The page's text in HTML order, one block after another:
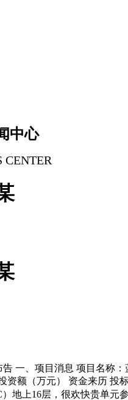
中心
CENTER
一、项目消息 项目名称
额（万元） 资金来历 投
地上16层，很欢快贵单元